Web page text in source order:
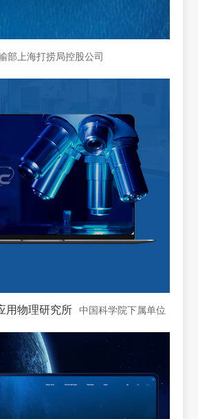
部上海打捞局控股公司
用物理研究所 中国科学院下属单位